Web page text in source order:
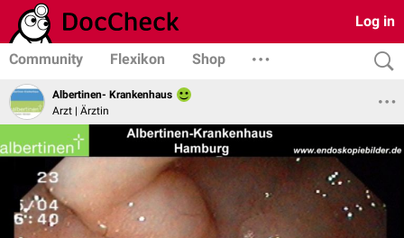
Log in
Community Flexikon Shop
Albertinen- Krankenhaus
Arzt | Ärztin